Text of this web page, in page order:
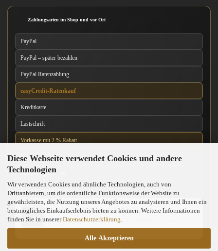
Diese Webseite verwendet Cookies und andere
Technologien
Wir verwenden Cookies und ähnliche Technologien, auch von
Drittanbietern, um die ordentliche Funktionsweise der Website zu
gewährleisten, die Nutzung unseres Angebotes zu analysieren und Ihnen ein
bestmögliches Einkaufserlebnis bieten zu können. Weitere Informationen
finden Sie in unsererDatenschutzerklärung
Alle Akzeptieren
Zahlungsarten im Shop und vor Ort
PayPal
PayPal – später bezahlen
PayPal Ratenzahlung
easyCredit-Ratenkauf
Kreditkarte
Lastschrift
Vorkasse mit 2 % Rabatt
Nachnahme
Barzahlung vor Ort
Kartenzahlung vor Ort
News über unseren WhatsApp-Kanal
Neue Messer, Angebote und Neuigkeiten direkt über WhatsApp
erhalten.